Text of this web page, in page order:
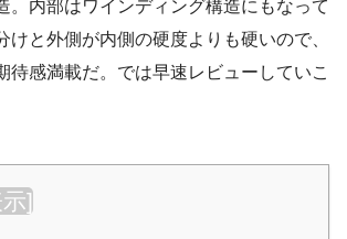
。内部はワインディング構造にもなって
けと外側が内側の硬度よりも硬いので、
待感満載だ。では早速レビューしていこ
]